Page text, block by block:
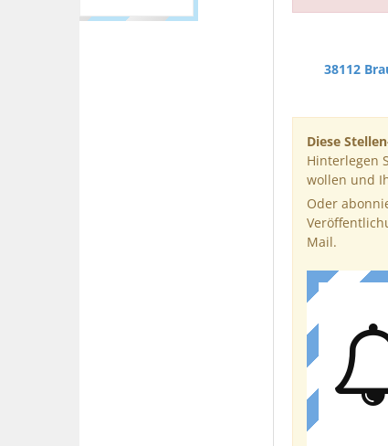
38112
Diese
Hinterlegen
wollen und
Oder
Mail.